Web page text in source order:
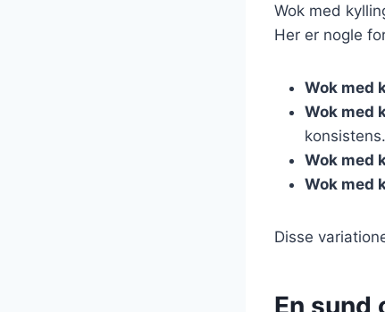
Wok med
Her er nogle
Wok med
Wok med
konsistens.
Wok med
Wok med
Disse
En sund